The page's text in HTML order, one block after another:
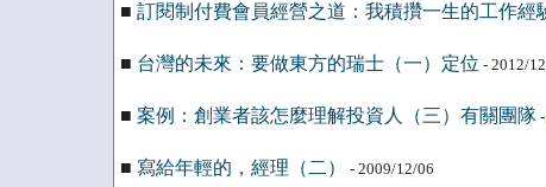
■ 訂閱制付費會員經營之道：我積攢一生的工作經
■ 台灣的未來：要做東方的瑞士（一）定位 - 2012/
■ 案例：創業者該怎麼理解投資人（三）有關團隊-
■ 寫給年輕的，經理（二） - 2009/12/06